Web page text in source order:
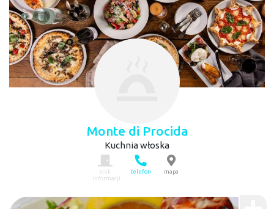
Monte di Procida
Kuchnia włoska
brak
informacji
telefon mapa